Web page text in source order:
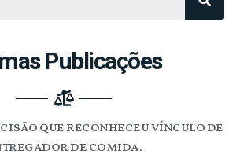
Publicações
que reconheceu vínculo de
de comida.